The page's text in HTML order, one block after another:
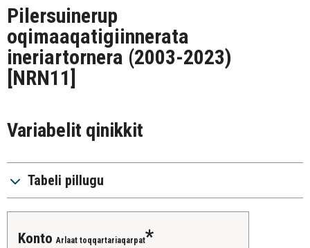
Pilersuinerup
oqimaaqatigiinnerata
ineriartornera (2003-2023)
[NRN11]
Variabelit qinikkit
Tabeli pillugu
konto Arlaat toqqartariaqarpat